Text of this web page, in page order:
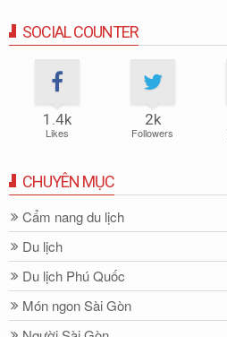
SOCIAL COUNTER
1.4k
Likes
2k
Followers
CHUYÊN MỤC
Cẩm nang du lịch
Du lịch
Du lịch Phú Quốc
Món ngon Sài Gòn